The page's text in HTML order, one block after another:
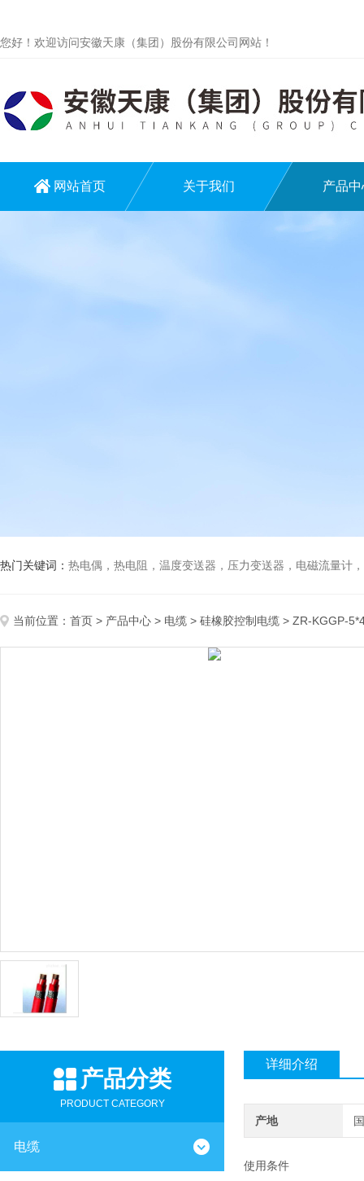
您好！欢迎访问安徽天康（集团）股份有限公司网站！
网站首页 关于我们 产品中
热门关键词： 热电偶，热电阻，温度变送器，压力变送器，电磁流量计，
当前位置： 首页 > 产品中心 > 电缆 > 硅橡胶控制电缆 > ZR-KGGP-
产品分类
PRODUCT CATEGORY
电缆
详细介绍
产地
使用条件